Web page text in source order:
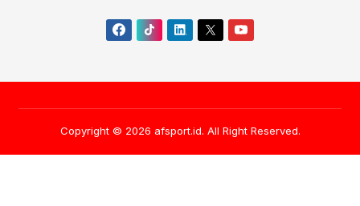
Copyright © 2026 afsport.id. All Right Reserved.